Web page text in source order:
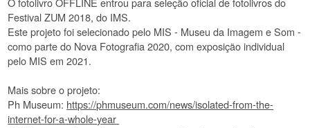
Festival ZUM 2018, do IMS.
Este projeto foi selecionado pelo MIS - Museu da Imagem e Som -
como parte do Nova Fotografia 2020, com exposição individual
pelo MIS em 2021.
Mais sobre o projeto:
Ph Museum: https://phmuseum.com/news/isolated-from-the-
internet-for-a-whole-year